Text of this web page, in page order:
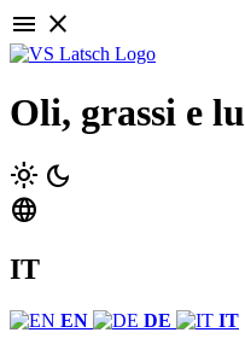
menu close
Oli, grassi e
light_mode dark_mode
language
IT
EN DE IT